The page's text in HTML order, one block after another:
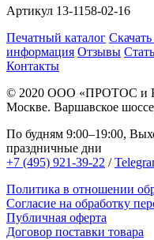
Артикул 13-1158-02-16
Печатный каталог
информация Отзывы
Контакты
© 2020 ООО «ПРОТОС и
Москве. Варшавское
По будням 9:00–19:00,
праздничные дни
+7 (495) 921-39-22 /
Политика в отношении
Согласие на обработку
Публичная оферта
Договор поставки товара